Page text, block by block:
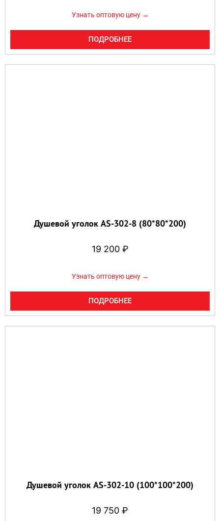
Узнать оптовую цену →
ПОДРОБНЕЕ
Душевой уголок AS-302-8 (80*80*200)
19 200 ₽
Узнать оптовую цену →
ПОДРОБНЕЕ
Душевой уголок AS-302-10 (100*100*200)
19 750 ₽